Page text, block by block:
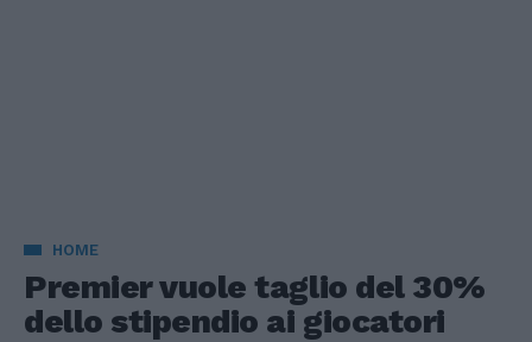
HOME
Premier vuole taglio del 30%
dello stipendio ai giocatori